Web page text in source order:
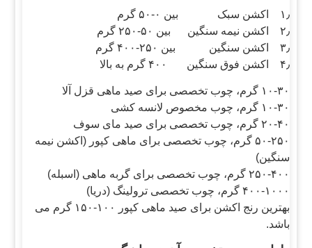
۱٫ اکشن سبک بین ۰-۵۰ گرم
۲٫ اکشن نیمه سنگین بین ۵۰-۲۵۰ گرم
۳٫ اکشن سنگین بین ۲۵۰-۴۰۰ گرم
۴٫ اکشن فوق سنگین ۴۰۰ گرم به بالا
۱۰-۳۰ گرم، چوب تخصصی برای صید ماهی قزل آلا
۱۰-۳۰ گرم، چوب مخصوص لانسه کشی
۲۰-۴۰ گرم، چوب تخصصی برای صید مای سوف
۵۰-۲۵۰ گرم، چوب تخصصی برای ماهی کپور (اکشن نیمه
سنگین)
۲۵۰-۴۰۰ گرم، چوب تخصصی برای گربه ماهی (اسبله)
۴۰۰-۱۰۰۰ گرم، چوب تخصصی ترولینگ (دریا)
بهترین رنج اکشن برای صید ماهی کپور ۱۰۰-۱۵۰ گرم می
باشد.